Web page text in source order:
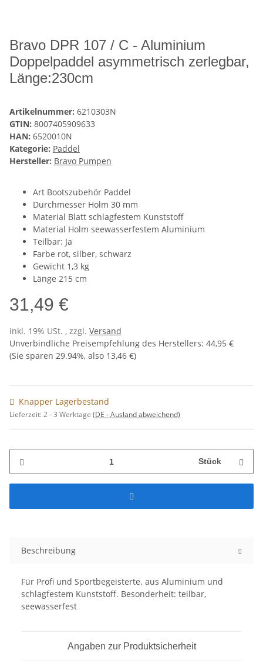
Bravo DPR 107 / C - Aluminium
Doppelpaddel asymmetrisch zerlegbar,
Länge:230cm
Artikelnummer: 6210303N
GTIN: 8007405909633
HAN: 6520010N
Kategorie: Paddel
Hersteller: Bravo Pumpen
Art Bootszubehör Paddel
Durchmesser Holm 30 mm
Material Blatt schlagfestem Kunststoff
Material Holm seewasserfestem Aluminium
Teilbar: Ja
Farbe rot, silber, schwarz
Gewicht 1,3 kg
Länge 215 cm
31,49 €
inkl. 19% USt. , zzgl. Versand
Unverbindliche Preisempfehlung des Herstellers: 44,95 €
(Sie sparen 29.94%, also 13,46 €)
Knapper Lagerbestand
Lieferzeit:2 - 3 Werktage (DE - Ausland abweichend)
Stück
Beschreibung
Für Profi und Sportbegeisterte. aus Aluminium und
schlagfestem Kunststoff. Besonderheit: teilbar,
seewasserfest
Angaben zur Produktsicherheit